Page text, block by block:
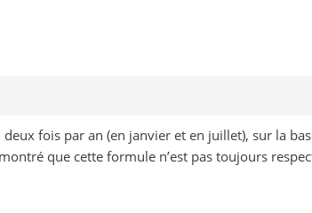
fois par an (en janvier et en juillet), sur la
que cette formule n’est pas toujours